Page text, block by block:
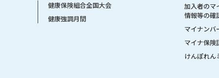
健康保険組合全国大会
健康強調月間
加入者のマ
情報等の確
マイナンバ
マイナ保険
けんぽれん